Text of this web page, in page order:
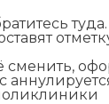
сменить,